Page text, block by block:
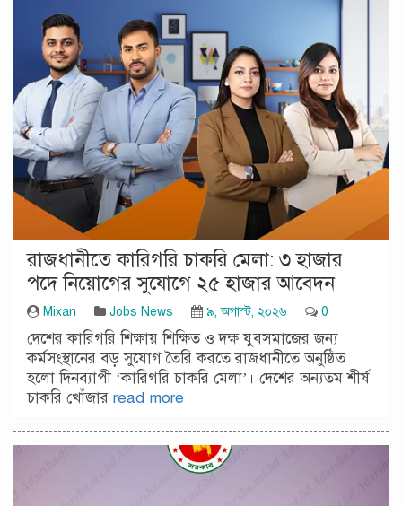
রাজধানীতে কারিগরি চাকরি মেলা: ৩ হাজার
পদে নিয়োগের সুযোগে ২৫ হাজার আবেদন
Mixan Jobs News ৯, অগাস্ট, ২০২৬ 0
দেশের কারিগরি শিক্ষায় শিক্ষিত ও দক্ষ যুবসমাজের জন্য
কর্মসংস্থানের বড় সুযোগ তৈরি করতে রাজধানীতে অনুষ্ঠিত
হলো দিনব্যাপী ‘কারিগরি চাকরি মেলা’। দেশের অন্যতম শীর্ষ
চাকরি খোঁজার read more